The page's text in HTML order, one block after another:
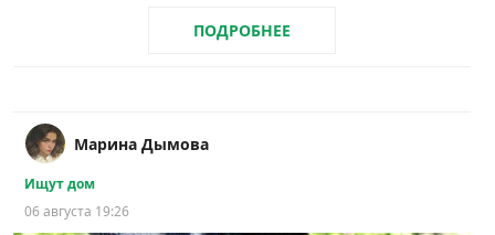
ПОДРОБНЕЕ
Марина Дымова
Ищут дом
06 августа 19:26